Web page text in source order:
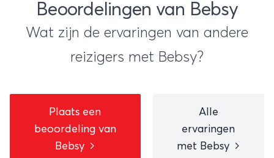
Beoordelingen van Bebsy
Wat zijn de ervaringen van andere
reizigers met Bebsy?
Plaats een
beoordeling van
Bebsy
Alle
ervaringen
met Bebsy